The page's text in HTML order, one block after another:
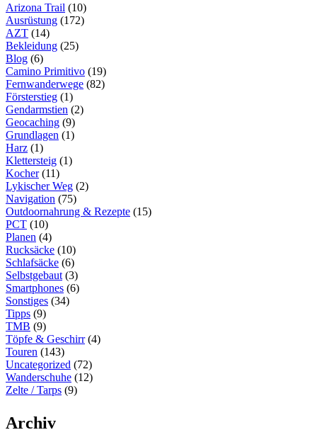
Arizona Trail (10)
Ausrüstung (172)
AZT (14)
Bekleidung (25)
Blog (6)
Camino Primitivo (19)
Fernwanderwege (82)
Försterstieg (1)
Gendarmstien (2)
Geocaching (9)
Grundlagen (1)
Harz (1)
Klettersteig (1)
Kocher(11)
Lykischer Weg (2)
Navigation (75)
Outdoornahrung & Rezepte (15)
PCT (10)
Planen (4)
Rucksäcke (10)
Schlafsäcke (6)
Selbstgebaut (3)
Smartphones (6)
Sonstiges (34)
Tipps (9)
TMB (9)
Töpfe & Geschirr(4)
Touren (143)
Uncategorized (72)
Wanderschuhe (12)
Zelte / Tarps (9)
Archiv